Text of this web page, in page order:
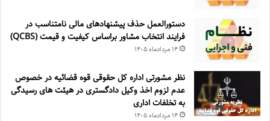
دستورالعمل حذف پيشنهادهای مالی نامتناسب در
فرايند انتخاب مشاور براساس كيفيت و قيمت (QCBS)
۱۴ مرداد‌ماه ۱۴۰۵
نظر مشورتی اداره کل حقوقی قوه قضائیه در خصوص
عدم لزوم اخذ وکیل دادگستری در هیئت های رسیدگی
به تخلفات اداری
۱۴ مرداد‌ماه ۱۴۰۵